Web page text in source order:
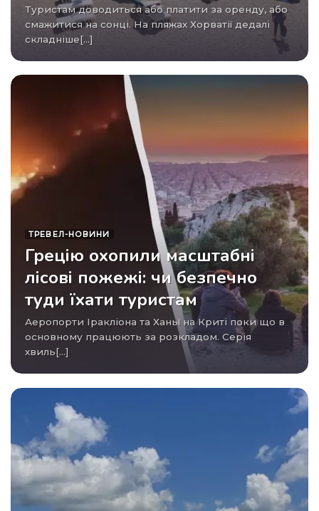
Туристам доводиться або платити за оренду, або
смажитися на сонці. На пляжах Хорватії дедалі
складніше[...]
ТРЕВЕЛ-НОВИНИ
Грецію охопили масштабні
лісові пожежі: чи безпечно
туди їхати туристам
Аеропорти Іракліона та Ханьї на Криті поки що в
основному працюють за розкладом. Серія
хвиль[...]